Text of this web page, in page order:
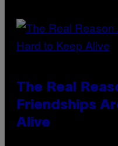
The Real
Friendships
Alive